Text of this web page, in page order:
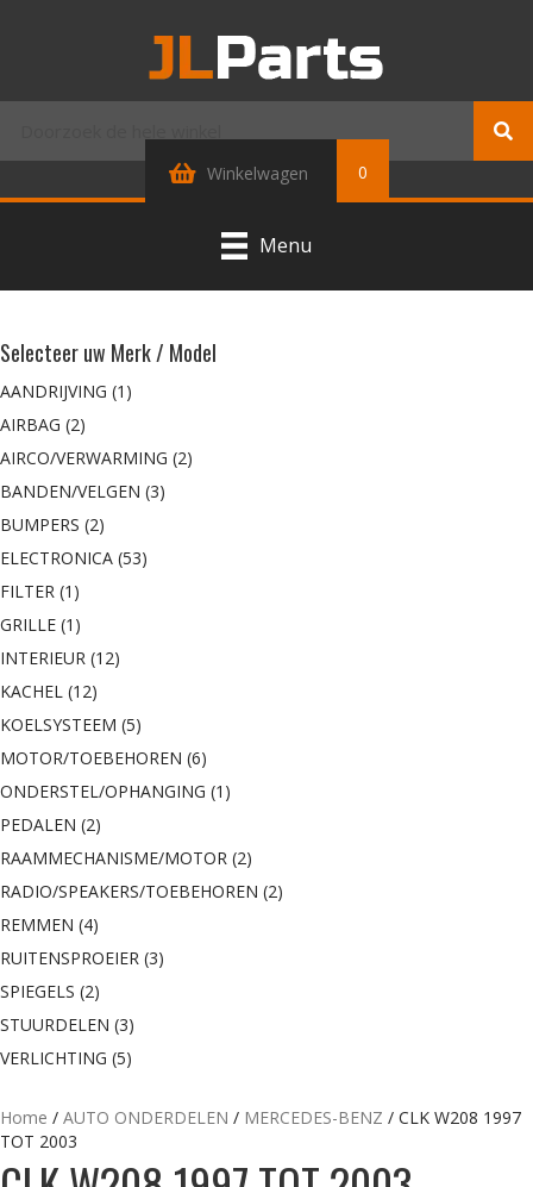
Winkelwagen 0
Menu
Selecteer uw Merk / Model
AANDRIJVING (1)
AIRBAG (2)
AIRCO/VERWARMING (2)
BANDEN/VELGEN (3)
BUMPERS (2)
ELECTRONICA (53)
FILTER (1)
GRILLE (1)
INTERIEUR (12)
KACHEL (12)
KOELSYSTEEM (5)
MOTOR/TOEBEHOREN (6)
ONDERSTEL/OPHANGING (1)
PEDALEN (2)
RAAMMECHANISME/MOTOR (2)
RADIO/SPEAKERS/TOEBEHOREN (2)
REMMEN (4)
RUITENSPROEIER (3)
SPIEGELS (2)
STUURDELEN (3)
VERLICHTING (5)
Home / AUTO ONDERDELEN / MERCEDES-BENZ / CLK W208 1997
TOT 2003